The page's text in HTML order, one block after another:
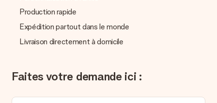
Production rapide
Expédition partout dans le monde
Livraison directement à domicile
Faites votre demande ici :